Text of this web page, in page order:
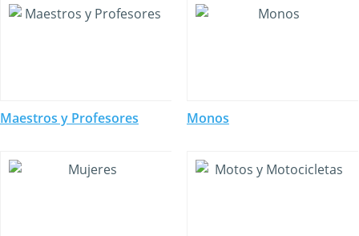
Maestros y Profesores Monos